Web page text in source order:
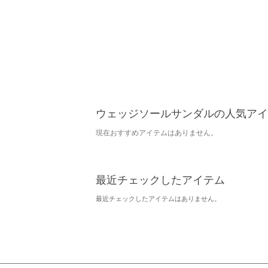
ウェッジソールサンダルの人気ア
現在おすすめアイテムはありません。
最近チェックしたアイテム
最近チェックしたアイテムはありません。